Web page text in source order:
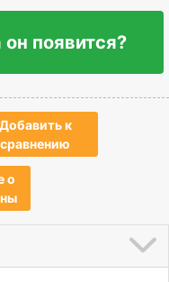
появится?
Добавить к
сравнению
о